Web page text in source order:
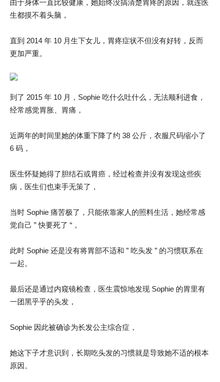
由于身体一直比较健康，她始终没搞清楚胃疼的原因，就连医
生都摸不着头脑，
直到 2014 年 10 月生下女儿，胃疼症状不但没有好转，反而
更加严重。
到了 2015 年 10 月，Sophie 吃什么吐什么，无法顺利进食，
经常感觉胃胀、胃痛，
近两年的时间里她的体重下降了约 38 公斤，衣服尺码缩小了
6 码，
医生怀疑她得了胆结石或胃癌，经过检查并没有发现这些疾
病，医生们也束手无策了，
当时 Sophie 痛苦极了，只能依靠家人的照料生活，她经常感
觉自己 ” 快要死了 “，
此时 Sophie 还是没有将胃部不适和 ” 吃头发 ” 的习惯联系在
一起。
最后还是通过内窥镜检查，医生震惊地发现 Sophie 的胃里有
一团黑乎乎的头发，
Sophie 因此被确诊为长发公主综合症，
她这下子才意识到，长期吃头发的习惯就是导致她不适的根本
原因。